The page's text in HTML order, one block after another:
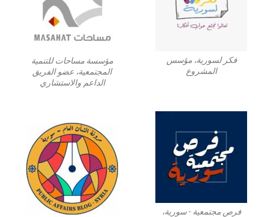
فكر لسورية، مؤسس
المشروع
مؤسسة مساحات للتنمية
المجتمعية، عضو الفريق
الداعم والاستشاري
فرص مجتمعية - سورية،